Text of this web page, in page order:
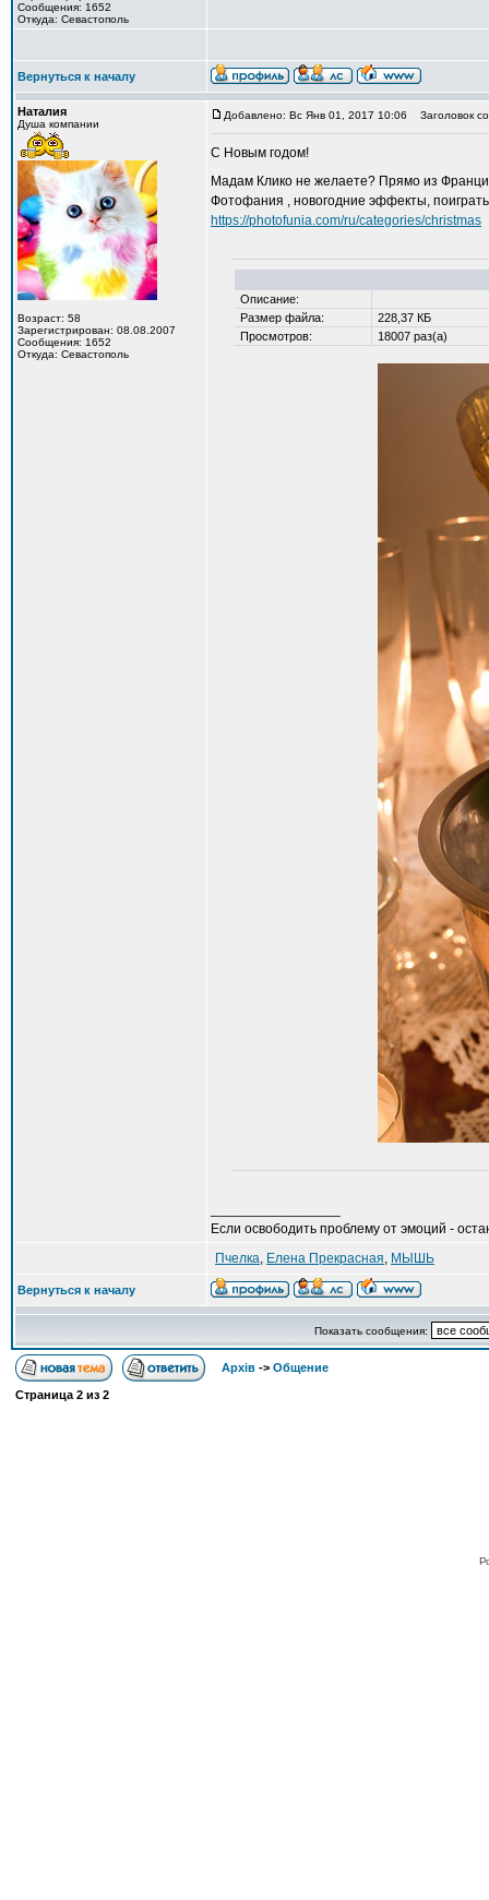
Сообщения: 1652
Откуда: Севастополь
Вернуться к началу
Наталия
Душа компании
Возраст: 58
Зарегистрирован: 08.08.2007
Сообщения: 1652
Откуда: Севастополь
Добавлено: Вс Янв 01, 2017 10:06 Заголовок
С Новым годом!
Мадам Клико не желаете? Прямо из
Фотофания , новогодние эффекты,
https://photofunia.com/ru/categories/christmas
Описание:
Размер файла:
228,37 КБ
Просмотров:
18007 раз(а)
Если освободить проблему от эмоций -
Пчелка, Елена Прекрасная, МЫШЬ
Вернуться к началу
Показать сообщения:
Архів -> Общение
Страница 2 из 2